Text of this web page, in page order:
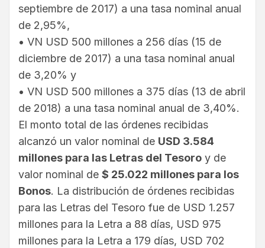
septiembre de 2017) a una tasa nominal anual
de 2,95%,
• VN USD 500 millones a 256 días (15 de
diciembre de 2017) a una tasa nominal anual
de 3,20% y
• VN USD 500 millones a 375 días (13 de abril
de 2018) a una tasa nominal anual de 3,40%.
El monto total de las órdenes recibidas
alcanzó un valor nominal de USD 3.584
millones para las Letras del Tesoro y de
valor nominal de $ 25.022 millones para los
Bonos. La distribución de órdenes recibidas
para las Letras del Tesoro fue de USD 1.257
millones para la Letra a 88 días, USD 975
millones para la Letra a 179 días, USD 702